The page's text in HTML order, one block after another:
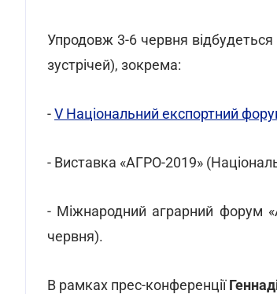
Упродовж 3-6 червня відбудеться
зустрічей), зокрема:
-V Національний експортний
- Виставка «АГРО-2019»
- Міжнародний аграрний форум
червня).
В рамках прес-конференції